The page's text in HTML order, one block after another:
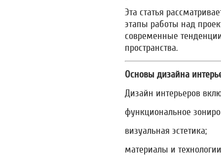
Эта статья
этапы работы над
современные
пространства.
Основы дизайна
Дизайн интерьеров
функциональное
визуальная эстетика;
материалы и